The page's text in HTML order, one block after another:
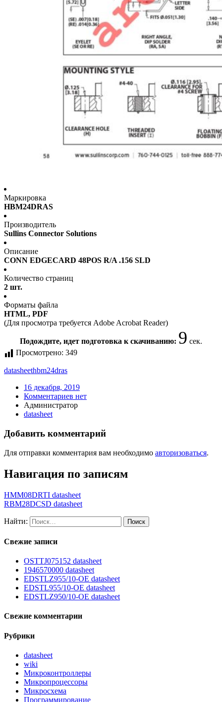
Маркировка
HBM24DRAS
Производитель
Sullins Connector Solutions
Описание
CONN EDGECARD 48POS R/A .156 SLD
Количество страниц
2 шт.
Форматы файла
HTML, PDF
(Для просмотра требуется Adobe Acrobat Reader)
Подождите, идет подготовка к скачиванию: 9 сек.
Просмотрено: 349
datasheethbm24dras
16 декабря, 2019
Комментариев нет
Администратор
datasheet
Добавить комментарий
Для отправки комментария вам необходимо авторизоваться.
Навигация по записям
HMM08DRTI datasheet
RBM28DCSD datasheet
Найти:
Свежие записи
OSTTJ075152 datasheet
1946570000 datasheet
EDSTLZ955/10-OE datasheet
EDSTL955/10-OE datasheet
EDSTLZ950/10-OE datasheet
Свежие комментарии
Рубрики
datasheet
wiki
Микроконтроллеры
Микропроцессоры
Микросхема
Программирование